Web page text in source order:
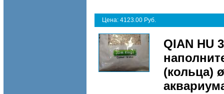
Цена: 4123.00 Руб.
QIAN HU
(кольца)